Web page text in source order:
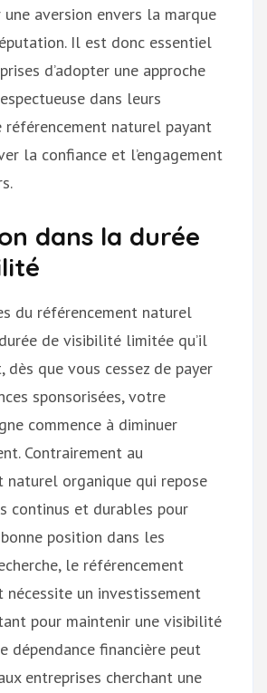
aversion envers la marque
Il est donc essentiel
d’adopter une approche
dans leurs
référencement naturel payant
la confiance et l’engagement
dans la durée
du référencement naturel
de visibilité limitée qu’il
que vous cessez de payer
sponsorisées, votre
commence à diminuer
Contrairement au
naturel organique qui repose
continus et durables pour
position dans les
le référencement
nécessite un investissement
pour maintenir une visibilité
dépendance financière peut
entreprises cherchant une